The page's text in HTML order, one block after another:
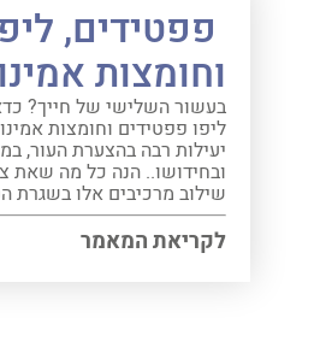
פפטידים,
וחומצות אמינו
בעשור השלישי של חייך?
ליפו פפטידים וחומצות אמינו.
יעילות רבה בהצערת העור,
ובחידושו.. הנה כל מה שאת
שילוב מרכיבים אלו בשגרת
לקריאת המאמר